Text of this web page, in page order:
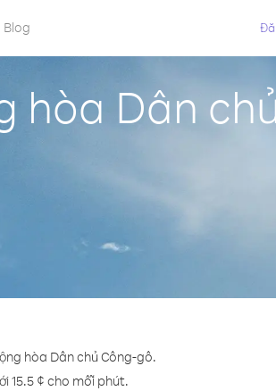
Blog
hòa Dân
hòa Dân chủ Công-gô.
15.5 ¢ cho mỗi phút.